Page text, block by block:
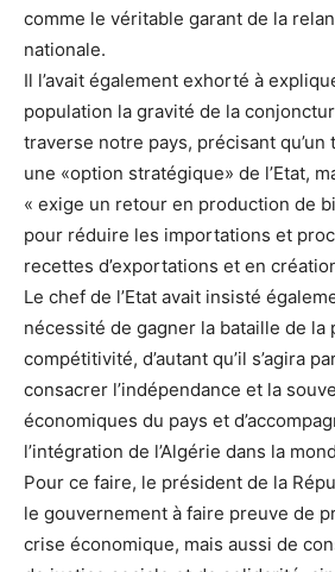
comme le véritable garant de la
nationale.
Il l’avait également exhorté à
population la gravité de la
traverse notre pays, précisant
une «option stratégique» de l’Etat,
« exige un retour en production de
pour réduire les importations et
recettes d’exportations et en
Le chef de l’Etat avait insisté
nécessité de gagner la bataille de
compétitivité, d’autant qu’il s’agira
consacrer l’indépendance et la
économiques du pays et
l’intégration de l’Algérie dans la
Pour ce faire, le président de la
le gouvernement à faire preuve de
crise économique, mais aussi de